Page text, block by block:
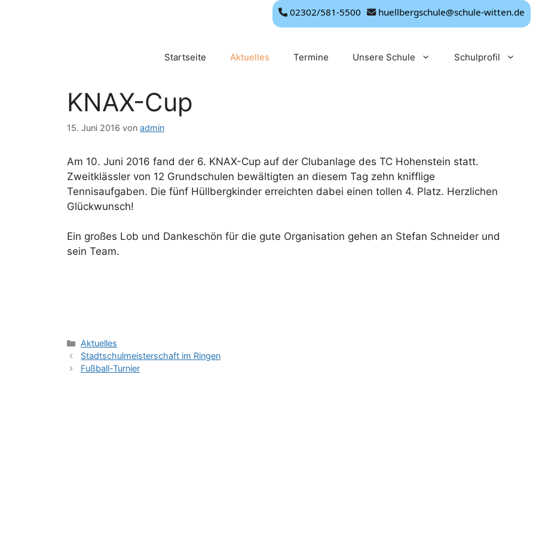
02302/581-5500 huellbergschule@schule-witten.de
Startseite Aktuelles Termine Unsere Schule Schulprofil
KNAX-Cup
15. Juni 2016 von admin
Am 10. Juni 2016 fand der 6. KNAX-Cup auf der Clubanlage des TC Hohenstein statt.
Zweitklässler von 12 Grundschulen bewältigten an diesem Tag zehn knifflige
Tennisaufgaben. Die fünf Hüllbergkinder erreichten dabei einen tollen 4. Platz. Herzlichen
Glückwunsch!
Ein großes Lob und Dankeschön für die gute Organisation gehen an Stefan Schneider und
sein Team.
Kategorien
Aktuelles
Stadtschulmeisterschaft im Ringen
Fußball-Turnier